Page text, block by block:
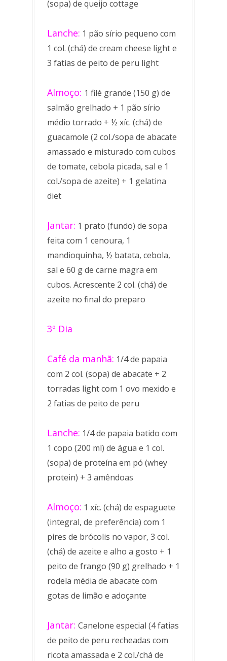
(sopa) de queijo cottage
Lanche: 1 pão sírio pequeno com
1 col. (chá) de cream cheese light e
3 fatias de peito de peru light
Almoço: 1 filé grande (150 g) de
salmão grelhado + 1 pão sírio
médio torrado + ½ xíc. (chá) de
guacamole (2 col./sopa de abacate
amassado e misturado com cubos
de tomate, cebola picada, sal e 1
col./sopa de azeite) + 1 gelatina
diet
Jantar: 1 prato (fundo) de sopa
feita com 1 cenoura, 1
mandioquinha, ½ batata, cebola,
sal e 60 g de carne magra em
cubos. Acrescente 2 col. (chá) de
azeite no final do preparo
3º Dia
Café da manhã: 1/4 de papaia
com 2 col. (sopa) de abacate + 2
torradas light com 1 ovo mexido e
2 fatias de peito de peru
Lanche: 1/4 de papaia batido com
1 copo (200 ml) de água e 1 col.
(sopa) de proteína em pó (whey
protein) + 3 amêndoas
Almoço: 1 xíc. (chá) de espaguete
(integral, de preferência) com 1
pires de brócolis no vapor, 3 col.
(chá) de azeite e alho a gosto + 1
peito de frango (90 g) grelhado + 1
rodela média de abacate com
gotas de limão e adoçante
Jantar: Canelone especial (4 fatias
de peito de peru recheadas com
ricota amassada e 2 col./chá de